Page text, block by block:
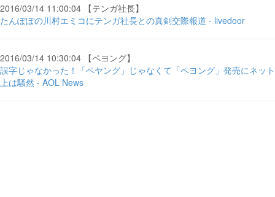
2016/03/14 11:00:04 【テンガ社長】
たんぽぽの川村エミコにテンガ社長との真剣交際報道 - livedoor
2016/03/14 10:30:04 【ペヨング】
誤字じゃなかった！「ペヤング」じゃなくて「ペヨング」発売にネット
上は騒然 - AOL News